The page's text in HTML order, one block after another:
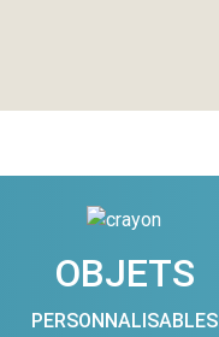
OBJETS
PERSONNALISABLES